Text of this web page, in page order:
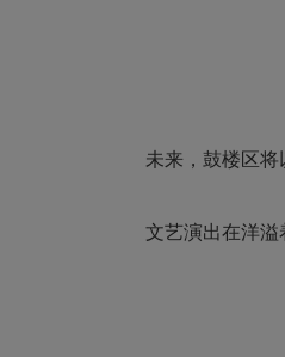
未来，鼓楼区
文艺演出在洋溢